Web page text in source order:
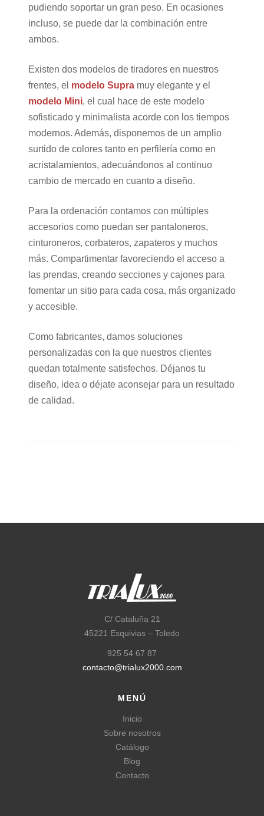
pudiendo soportar un gran peso. En ocasiones
incluso, se puede dar la combinación entre
ambos.
Existen dos modelos de tiradores en nuestros
frentes, el modelo Supra muy elegante y el
modelo Mini, el cual hace de este modelo
sofisticado y minimalista acorde con los tiempos
modernos. Además, disponemos de un amplio
surtido de colores tanto en perfilería como en
acristalamientos, adecuándonos al continuo
cambio de mercado en cuanto a diseño.
Para la ordenación contamos con múltiples
accesorios como puedan ser pantaloneros,
cinturoneros, corbateros, zapateros y muchos
más. Compartimentar favoreciendo el acceso a
las prendas, creando secciones y cajones para
fomentar un sitio para cada cosa, más organizado
y accesible.
Como fabricantes, damos soluciones
personalizadas con la que nuestros clientes
quedan totalmente satisfechos. Déjanos tu
diseño, idea o déjate aconsejar para un resultado
de calidad.
C/ Cataluña 21
45221 Esquivias – Toledo
925 54 67 87
contacto@trialux2000.com
MENÚ
Inicio
Sobre nosotros
Catálogo
Blog
Contacto